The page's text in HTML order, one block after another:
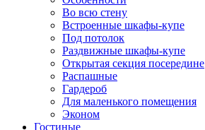
Во всю стену
Встроенные шкафы-купе
Под потолок
Раздвижные шкафы-купе
Открытая секция посередине
Распашные
Гардероб
Для маленького помещения
Эконом
Гостиные